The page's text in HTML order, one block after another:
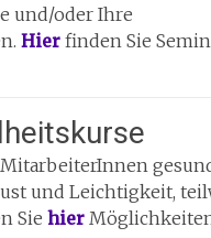
und/oder Ihre
Hier finden Sie
und Leichtigkeit,
Sie hier